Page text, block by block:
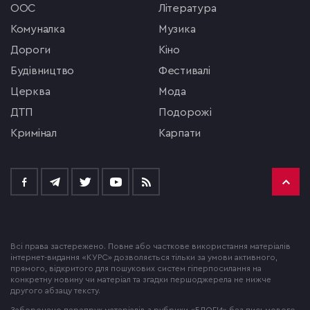
ООС
комуналка
Дороги
будівництво
церква
ДТП
кримінал
література
музика
кіно
фестивалі
мода
подорожі
Карпати
Всі права застережено. Повне або часткове використання матеріалів
інтернет-видання «КУРС» дозволяється тільки за умови активного,
прямого, відкритого для пошукових систем гіперпосилання на
конкретну новину чи матеріал та згадки першоджерела не нижче
другого абзацу тексту.